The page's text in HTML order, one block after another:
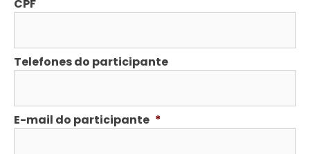
CPF
Telefones do participante
E-mail do participante *